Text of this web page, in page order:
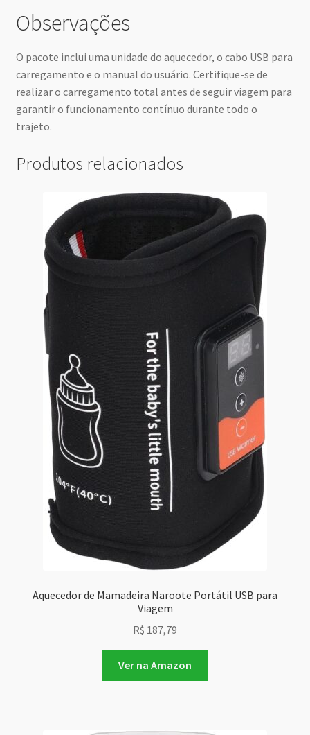
Observações
O pacote inclui uma unidade do aquecedor, o cabo USB para
carregamento e o manual do usuário. Certifique-se de
realizar o carregamento total antes de seguir viagem para
garantir o funcionamento contínuo durante todo o
trajeto.
Produtos relacionados
Aquecedor de Mamadeira Naroote Portátil USB para
Viagem
R$ 187,79
Ver na Amazon